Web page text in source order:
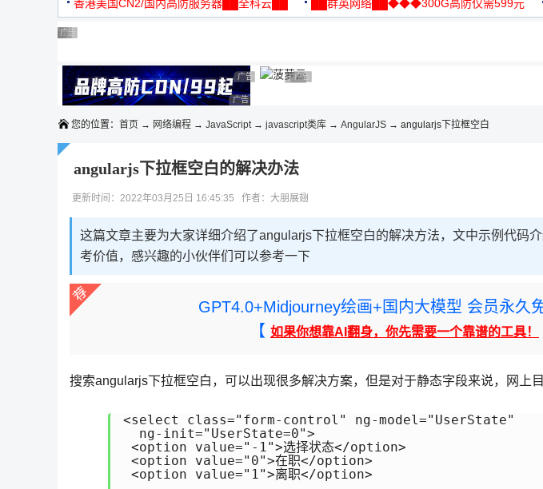
机
香港美国CN2/国内高防服务器██全科云██
██群英网络██◆◆◆300G高防仅需599元
广告 商业广告，理性选择
广告 商业广告，理性选择
广告 商业广告，理性选择
广告 商业广告，理性选择
广告 商业广告，理性选择
广告 商业广告，理性选择
广告 商业广告，理性选择
广告 商业广告，理性选择广告 商业广告，理性选择
广告 商业广告，理性选择
您的位置： 首页 → 网络编程 → JavaScript→ javascript类库 → AngularJS → angularjs下拉框空白
angularjs下拉框空白的解决办法
更新时间：2022年03月25日 16:45:35 作者：大朋展翅
这篇文章主要为大家详细介绍了angularjs下拉框空白的解决方法，文中示例代码
考价值，感兴趣的小伙伴们可以参考一下
GPT4.0+Midjourney绘画+国内大模型 会员永久
【 如果你想靠AI翻身，你先需要一个靠谱的工具！
搜索angularjs下拉框空白，可以出现很多解决方案，但是对于静态字段来说，网上
<select class="form-control" ng-model="UserState"
  ng-init="UserState=0">
<option value="-1">选择状态</option>
<option value="0">在职</option>
<option value="1">离职</option>